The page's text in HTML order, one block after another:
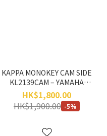
KAPPA MONOKEY CAM SIDE
KL2139CAM – YAMAHA
TRACER 900 (2018-2020)
HK$1,800.00
HK$1,900.00 -5%